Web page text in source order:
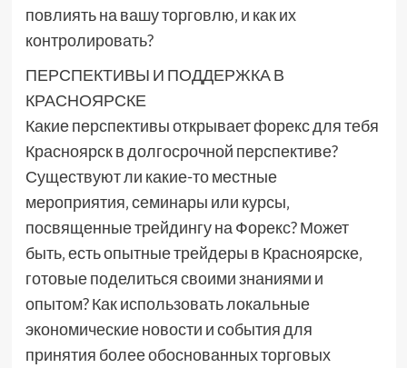
повлиять на вашу торговлю‚ и как их
контролировать?
ПЕРСПЕКТИВЫ И ПОДДЕРЖКА В
КРАСНОЯРСКЕ
Какие перспективы открывает форекс для тебя
Красноярск в долгосрочной перспективе?
Существуют ли какие-то местные
мероприятия‚ семинары или курсы‚
посвященные трейдингу на Форекс? Может
быть‚ есть опытные трейдеры в Красноярске‚
готовые поделиться своими знаниями и
опытом? Как использовать локальные
экономические новости и события для
принятия более обоснованных торговых